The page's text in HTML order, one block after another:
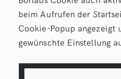
beim Aufrufen der
Cookie-Popup angezeigt
gewünschte Einstellung